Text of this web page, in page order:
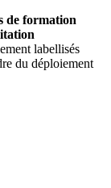
de formation
labellisés
du déploiement